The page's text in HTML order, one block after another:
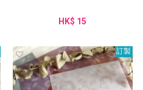
HK$ 15
訂製